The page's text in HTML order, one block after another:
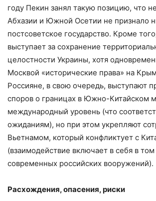
году Пекин занял такую позицию, что
Абхазии и Южной Осетии не признало
постсоветское государство. Кроме
выступает за сохранение
целостности Украины, хотя
Москвой «исторические права» на
Россияне, в свою очередь, выступают
споров о границах в Южно-Китайском
международный уровень (что
ожиданиям), но при этом укрепляют
Вьетнамом, который конфликтует с
(взаимодействие включает в себя в
современных российских вооружений).
Расхождения, опасения, риски